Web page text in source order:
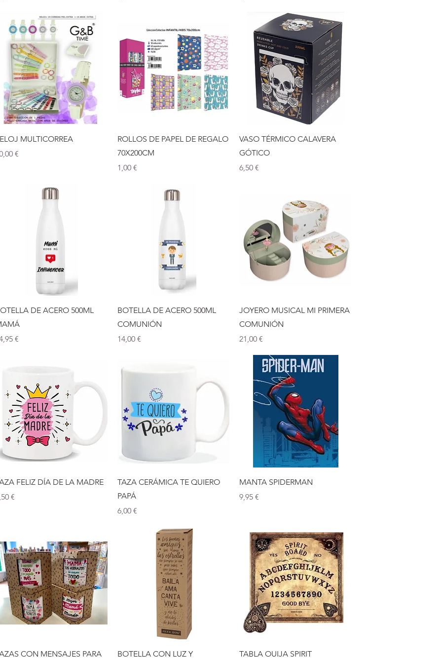
Vista rápida
MULTICORREA
€
Vista rápida
ROLLOS DE PAPEL DE REGALO
70X200CM
Precio
1,00 €
Vista rápida
VASO TÉRMICO CALAVERA
GÓTICO
Precio
6,50 €
Vista rápida
DE ACERO 500ML
€
Vista rápida
BOTELLA DE ACERO 500ML
COMUNIÓN
Precio
14,00 €
Vista rápida
JOYERO MUSICAL MI PRIMERA
COMUNIÓN
Precio
21,00 €
Vista rápida
FELIZ DÍA DE LA MADRE
€
Vista rápida
TAZA CERÁMICA TE QUIERO
PAPÁ
Precio
6,00 €
Vista rápida
MANTA SPIDERMAN
Precio
9,95 €
Vista rápida
CON MENSAJES PARA Vista rápida
BOTELLA CON LUZ Y Vista rápida
TABLA OUIJA SPIRIT